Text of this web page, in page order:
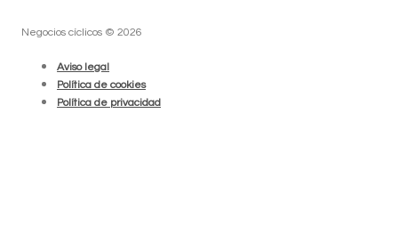
Negocios cíclicos © 2026
Aviso legal
Política de cookies
Política de privacidad